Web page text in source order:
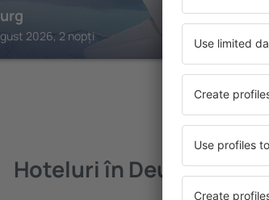
2026, 2 nopți
Hoteluri în Deudesfeld